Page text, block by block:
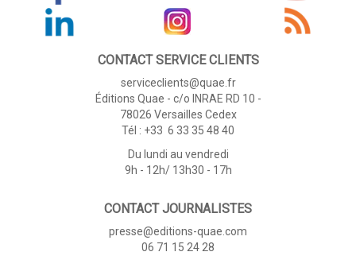
CONTACT SERVICE CLIENTS
serviceclients@quae.fr
Éditions Quae - c/o INRAE RD 10 -
78026 Versailles Cedex
Tél : +33 6 33 35 48 40
Du lundi au vendredi
9h - 12h/ 13h30 - 17h
CONTACT JOURNALISTES
presse@editions-quae.com
06 71 15 24 28